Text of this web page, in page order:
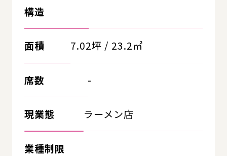
構造
面積 7.02坪 / 23.2㎡
席数 -
現業態 ラーメン店
業種制限